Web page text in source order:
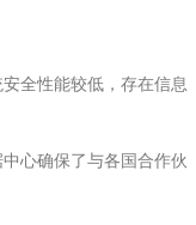
全性能较低，存在信息
心确保了与各国合作伙